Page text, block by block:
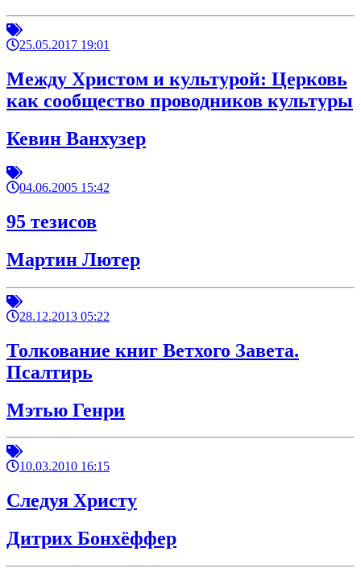
25.05.2017 19:01
Между Христом и культурой: Церковь
как сообщество проводников культуры
Кевин Ванхузер
04.06.2005 15:42
95 тезисов
Мартин Лютер
28.12.2013 05:22
Толкование книг Ветхого Завета.
Псалтирь
Мэтью Генри
10.03.2010 16:15
Следуя Христу
Дитрих Бонхёффер